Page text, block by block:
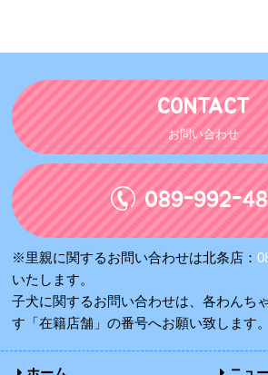
CONTACT
お問い合わせ
089-992-
※里親に関するお問い合わせは北条店：
いたします。
子犬に関するお問い合わせは、各わんち
す「在籍店舗」の番号へお願い致します。